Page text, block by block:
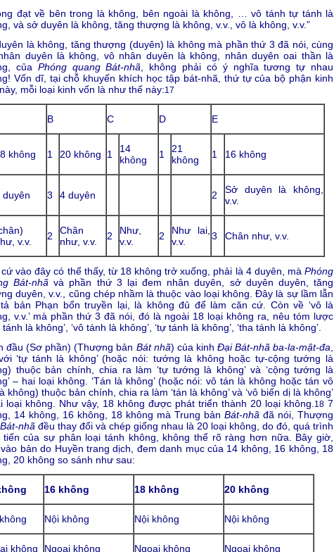
đạt về bên trong là không, bên ngoài là không, … vô tánh tự tánh là
và sở duyên là không, tăng thượng là không, v.v., vô là không, v.v.”
là không, tăng thượng (duyên) là không mà phần thứ 3 đã nói, cùng
duyên là không, vô nhân duyên là không, nhân duyên oai thần là
của Phóng quang Bát-nhã , không phải có ý nghĩa tương tự nhau
Vốn dĩ, tại chỗ khuyến khích học tập bát-nhã, thứ tự của bộ phận kinh
mỗi loại kinh vốn là như thế này:17
B C D E
không 1 20 không 1
14
không
1
21
không
1 16 không
duyên 3 4 duyên 2
Sở duyên là không,
v.v.
v.v.
2
Chân
như, v.v.
2
Như,
v.v.
2
Như lai,
v.v.
3 Chân như, v.v.
vào đây có thể thấy, từ 18 không trở xuống, phải là 4 duyên, mà Phóng
Bát-nhã và phần thứ 3 lại đem nhân duyên, sở duyên duyên, tăng
duyên, v.v., cũng chép nhầm là thuộc vào loại không. Đây là sự lầm lẫn
bản Phạn bổn truyền lại, là không đủ để làm căn cứ. Còn về ‘vô là
v.v.’ mà phần thứ 3 đã nói, đó là ngoài 18 loại không ra, nêu tóm lược
tánh là không’, ‘vô tánh là không’, ‘tự tánh là không’, ‘tha tánh là không’.
đầu (Sơ phần) (Thượng bản Bát nhã) của kinh Đại Bát-nhã ba-la-mật-đa
‘tự tánh là không’ (hoặc nói: tướng là không hoặc tự-cộng tướng là
thuộc bản chính, chia ra làm ‘tự tướng là không’ và ‘cộng tướng là
– hai loại không. ‘Tán là không’ (hoặc nói: vô tán là không hoặc tán vô
không) thuộc bản chính, chia ra làm ‘tán là không’ và ‘vô biến dị là không’
loại không. Như vậy, 18 không được phát triển thành 20 loại không. 18 7
14 không, 16 không, 18 không mà Trung bản Bát-nhã đã nói, Thượng
Bát-nhã đều thay đổi và chép giống nhau là 20 loại không, do đó, quá trình
tiến của sự phân loại tánh không, không thể rõ ràng hơn nữa. Bây giờ,
bản do Huyền trang dịch, đem danh mục của 14 không, 16 không, 18
20 không so sánh như sau:
16 không 18 không 20 không
Nội không Nội không Nội không
không Ngoại không Ngoại không Ngoại không